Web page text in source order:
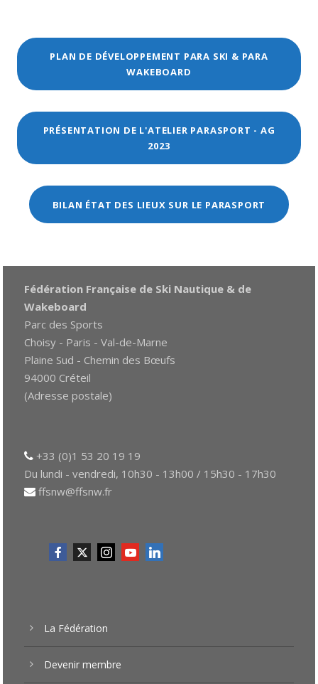
PLAN DE DÉVELOPPEMENT PARA SKI & PARA
WAKEBOARD
PRÉSENTATION DE L'ATELIER PARASPORT - AG
2023
BILAN ÉTAT DES LIEUX SUR LE PARASPORT
Fédération Française de Ski Nautique & de
Wakeboard
Parc des Sports
Choisy - Paris - Val-de-Marne
Plaine Sud - Chemin des Bœufs
94000 Créteil
(Adresse postale)
+33 (0)1 53 20 19 19
Du lundi - vendredi, 10h30 - 13h00 / 15h30 - 17h30
ffsnw@ffsnw.fr
La Fédération
Devenir membre